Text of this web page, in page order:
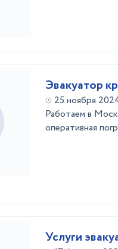
Эвакуатор
25 ноября
Работаем в
оперативная
Услуги